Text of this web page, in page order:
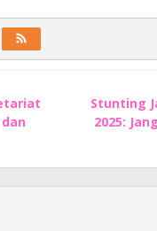
Stunting
2025: